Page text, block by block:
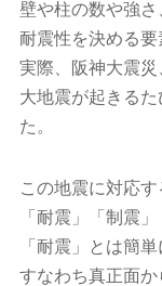
壁や柱の数や強
耐震性を決める要
実際、阪神大震災
大地震が起きる
た。
この地震に対応
「耐震」「制震
「耐震」とは簡
すなわち真正面か